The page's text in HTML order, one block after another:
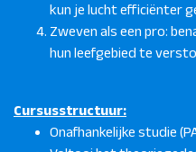
kun je lucht efficiënter
Zweven als een pro:
hun leefgebied te
Cursusstructuur:
Onafhankelijke studie